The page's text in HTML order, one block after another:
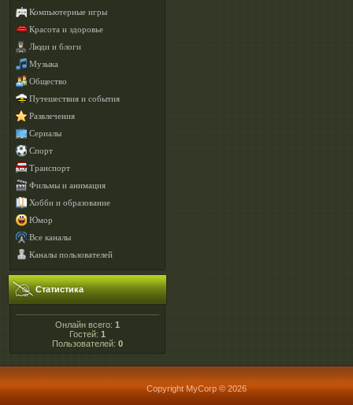
Компьютерные игры
Красота и здоровье
Люди и блоги
Музыка
Общество
Путешествия и события
Развлечения
Сериалы
Спорт
Транспорт
Фильмы и анимация
Хобби и образование
Юмор
Все каналы
Каналы пользователей
Статистика
Онлайн всего: 1
Гостей: 1
Пользователей: 0
Copyright MyCorp © 2026